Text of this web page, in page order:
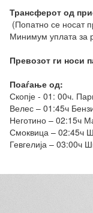
Трансферот од
(Попатно се носат
Минимум уплата за
Превозот ги носи
Поаѓање од:
Скопје - 01: 00ч.
Велес – 01:45ч
Неготино – 02:15ч
Смоквица – 02:45ч
Гевгелија – 03:00ч